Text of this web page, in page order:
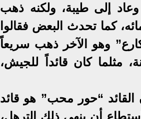
إلى طيبة، ولكنه ذهب
كما تحدث البعض فقالوا
وهو الآخر ذهب سريعاً
كان قائداً للجيش،
“حور محب” هو قائد
أن ينهي ذلك الترهل،